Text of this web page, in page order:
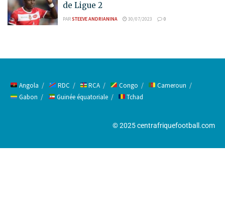
de Ligue 2
PARSTEEVE ANDRIANINA 30/07/2023 0
Angola RDC RCA Congo
Cameroun
Gabon
Guinée équatoriale Tchad
© 2025 centrafriquefootball.com